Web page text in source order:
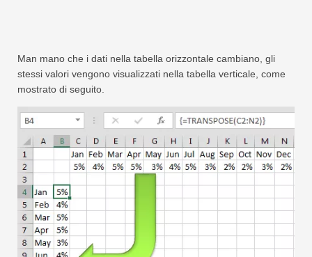
Man mano che i dati nella tabella orizzontale cambiano, gli
stessi valori vengono visualizzati nella tabella verticale, come
mostrato di seguito.